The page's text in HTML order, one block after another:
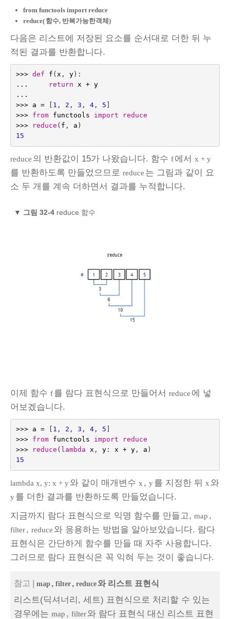
from functools import reduce
reduce( 함수, 반복가능한객체)
다음은 리스트에 저장된 요소를 순서대로 더한 뒤 누
적된 결과를 반환합니다.
>>> def f ( x , y):
...
return x + y
...
>>>
a = 1 , 2 , 3 , 4, 5
>>>
from functools import
reduce
>>>
reduce ( f , a )
15
reduce 의 반환값이 15가 나왔습니다. 함수 f에서 x + y
를 반환하도록 만들었으므로 reduce 는 그림과 같이 요
소 두 개를 계속 더하면서 결과를 누적합니다.
▼ 그림 32-4reduce 함수
이제 함수 f를 람다 표현식으로 만들어서 reduce 에 넣
어보겠습니다.
>>> a = 1 , 2 , 3 , 4, 5
>>>
from functools import
reduce
>>>
reduce ( lambda x , y: x + y, a )
15
lambda x, y: x + y와 같이 매개변수 x , y를 지정한 뒤 x 와
y를 더한 결과를 반환하도록 만들었습니다.
지금까지 람다 표현식으로 익명 함수를 만들고, map ,
filter, reduce 와 응용하는 방법을 알아보았습니다. 람다
표현식은 간단하게 함수를 만들 때 자주 사용합니다.
그러므로 람다 표현식은 꼭 익혀 두는 것이 좋습니다.
참고 | map, filter, reduce와 리스트 표현식
리스트(딕셔너리, 세트) 표현식으로 처리할 수 있는
경우에는 map , filter와 람다 표현식 대신 리스트 표현